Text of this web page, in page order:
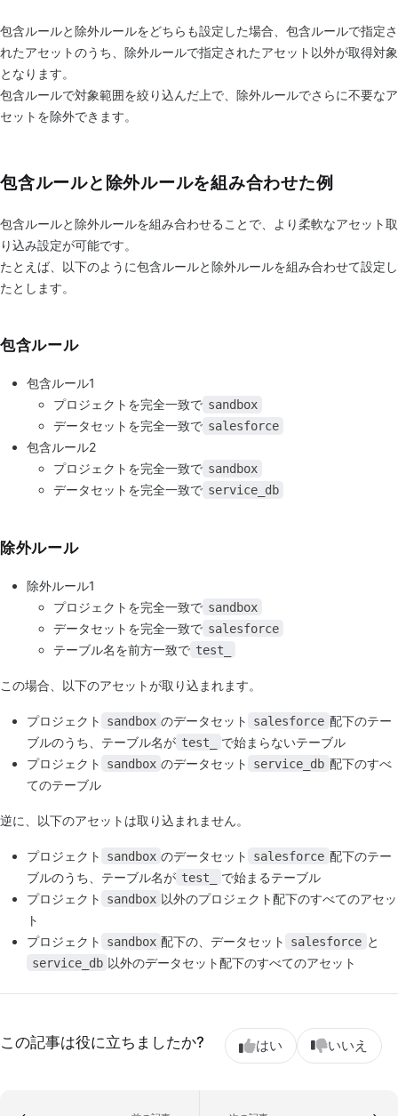
包含ルールと除外ルールをどちらも設定した場合、包含ルールで指定さ
れたアセットのうち、除外ルールで指定されたアセット以外が取得対象
となります。
包含ルールで対象範囲を絞り込んだ上で、除外ルールでさらに不要なア
セットを除外できます。
包含ルールと除外ルールを組み合わせた例
包含ルールと除外ルールを組み合わせることで、より柔軟なアセット取
り込み設定が可能です。
たとえば、以下のように包含ルールと除外ルールを組み合わせて設定し
たとします。
包含ルール
包含ルール1
プロジェクトを完全一致で sandbox
データセットを完全一致で salesforce
包含ルール2
プロジェクトを完全一致で sandbox
データセットを完全一致で service_db
除外ルール
除外ルール1
プロジェクトを完全一致で sandbox
データセットを完全一致で salesforce
テーブル名を前方一致で test_
この場合、以下のアセットが取り込まれます。
プロジェクト sandbox のデータセット salesforce 配下のテー
ブルのうち、テーブル名が test_
で始まらないテーブル
プロジェクト
sandbox のデータセット service_db 配下のすべ
てのテーブル
逆に、以下のアセットは取り込まれません。
プロジェクト sandbox のデータセット salesforce 配下のテー
ブルのうち、テーブル名が test_
で始まるテーブル
プロジェクト
sandbox 以外のプロジェクト配下のすべてのアセッ
ト
プロジェクト
sandbox 配下の、データセット salesforce と
service_db 以外のデータセット配下のすべてのアセット
この記事は役に立ちましたか? はい いいえ